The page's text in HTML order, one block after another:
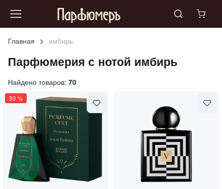
Главная имбирь
Парфюмерия с нотой имбирь
Найдено товаров: 70
30 %